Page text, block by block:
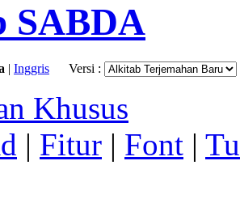
SABDA
| Inggris Versi :
Khusus
| Fitur | Font |